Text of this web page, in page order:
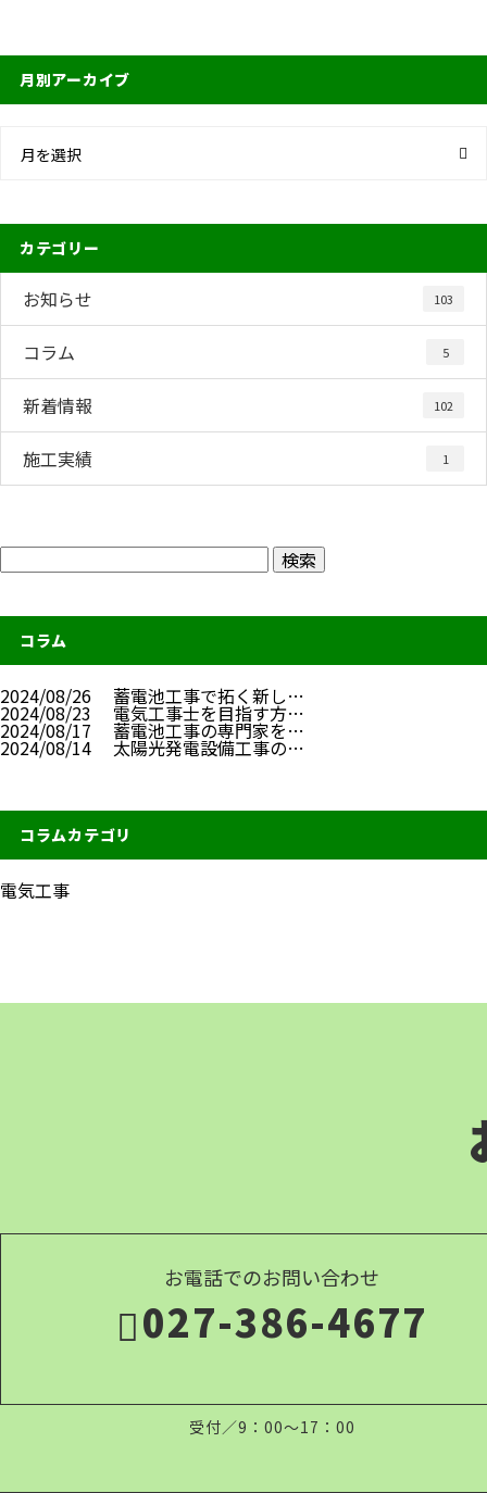
月別アーカイブ
月を選択
カテゴリー
お知らせ 103
コラム 5
新着情報 102
施工実績 1
コラム
2024/08/26 蓄電池工事で拓く新し…
2024/08/23 電気工事士を目指す方…
2024/08/17 蓄電池工事の専門家を…
2024/08/14 太陽光発電設備工事の…
コラムカテゴリ
電気工事
お電話でのお問い合わせ
027-386-4677
受付／9：00～17：00